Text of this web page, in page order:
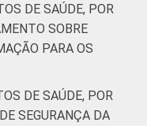
DE SAÚDE, POR
SOBRE
PARA OS
DE SAÚDE, POR
SEGURANÇA DA